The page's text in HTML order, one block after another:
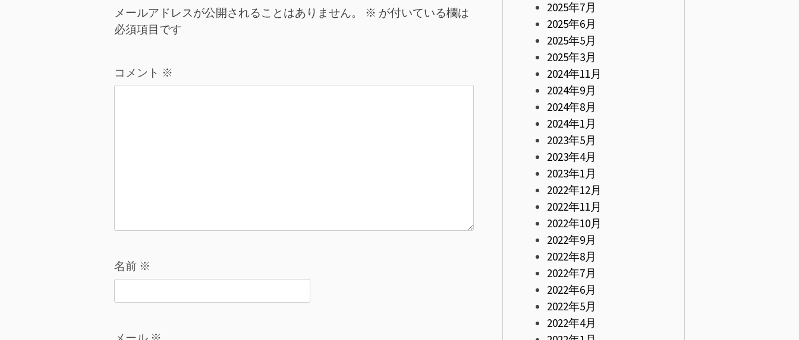
ビ
ゲ
シ
メールアドレスが公開されることはありません。 ※ が付いている欄は
必須項目です
コメント ※
名前 ※
2025年7月
2025年6月
2025年5月
2025年3月
2024年11月
2024年9月
2024年8月
2024年1月
2023年5月
2023年4月
2023年1月
2022年12月
2022年11月
2022年10月
2022年9月
2022年8月
2022年7月
2022年6月
2022年5月
2022年4月